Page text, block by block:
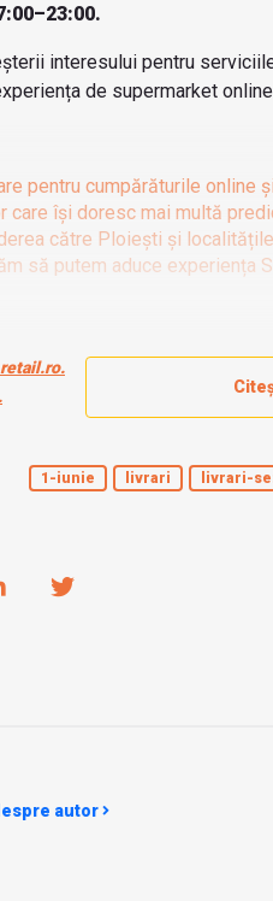
interesului pentru
de supermarket
pentru cumpărăturile online
care își doresc mai multă
către Ploiești și
să putem aduce experiența
1-iunie livrari livrari-
autor